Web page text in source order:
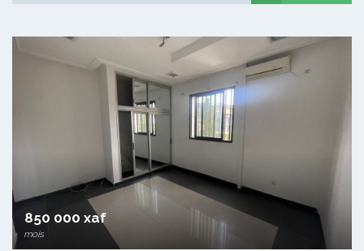
850 000 xaf
mois